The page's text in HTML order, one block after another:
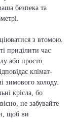
безпека та
з втомою.
приділити час
або просто
клімат-
зимового холоду.
крісла, бо
не забувайте
щоб ви